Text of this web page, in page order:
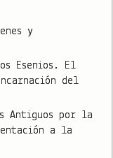
y
Esenios. El
del
Antiguos por la
a la